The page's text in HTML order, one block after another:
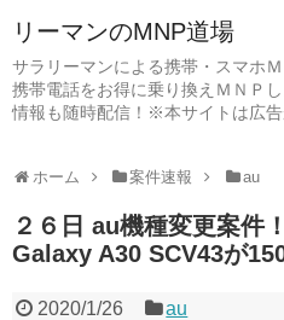
リーマンのMNP道場
サラリーマンによる携帯・スマホ
携帯電話をお得に乗り換えＭＮＰ
情報も随時配信！※本サイトは広
ホーム 案件速報 au
２６日 au機種変更案件
Galaxy A30 SCV43が
2020/1/26 au